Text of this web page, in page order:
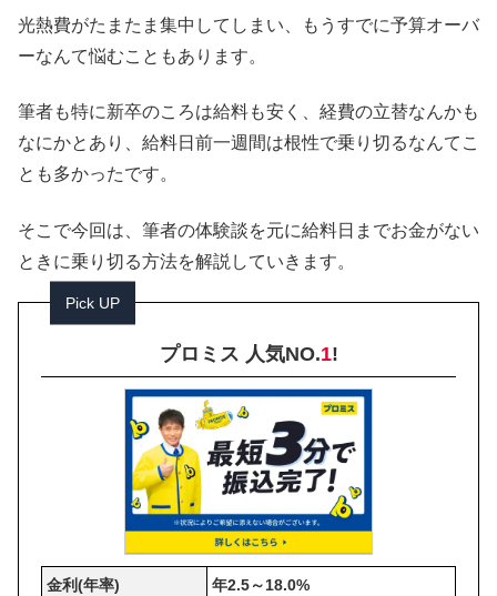
光熱費がたまたま集中してしまい、もうすでに予算オーバ
ーなんて悩むこともあります。
筆者も特に新卒のころは給料も安く、経費の立替なんかも
なにかとあり、給料日前一週間は根性で乗り切るなんてこ
とも多かったです。
そこで今回は、筆者の体験談を元に給料日までお金がない
ときに乗り切る方法を解説していきます。
Pick UP
プロミス 人気NO.1!
金利(年率) 年2.5～18.0%